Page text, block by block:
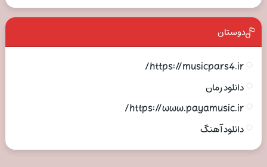
دوستان
https://musicpars4.ir/
دانلود رمان
https://www.payamusic.ir/
دانلود آهنگ